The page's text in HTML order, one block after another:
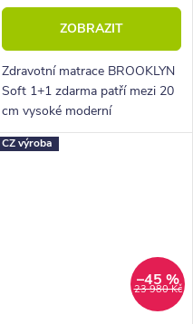
ZOBRAZIT
Zdravotní matrace BROOKLYN
Soft 1+1 zdarma patří mezi 20
cm vysoké moderní
oboustranné matrace střední
tvrdosti. Matrace je vhodná pro
CZ výroba
23 980 Kč
–45 %